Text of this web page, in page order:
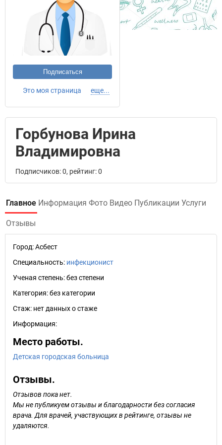
Подписаться
Это моя страница еще...
Горбунова Ирина
Владимировна
Подписчиков: 0, рейтинг: 0
Главное Информация Фото Видео Публикации Услуги
Отзывы
Город:Асбест
Специальность: инфекционист
Ученая степень:без степени
Категория:без категории
Стаж: нет данных о стаже
Информация:
Место работы.
Детская городская больница
Отзывы.
Отзывов пока нет.
Мы не публикуем отзывы и благодарности без согласия
врача. Для врачей, участвующих в рейтинге, отзывы не
удаляются.